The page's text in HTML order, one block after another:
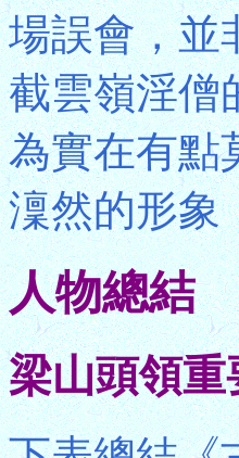
場誤會，並
截雲嶺淫僧
為實在有點
澟然的形象
人物總結
梁山頭領重